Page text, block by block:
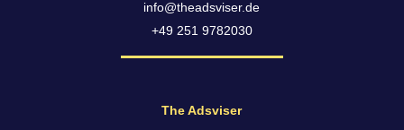
info@theadsviser.de
+49 251 9782030
The Adsviser